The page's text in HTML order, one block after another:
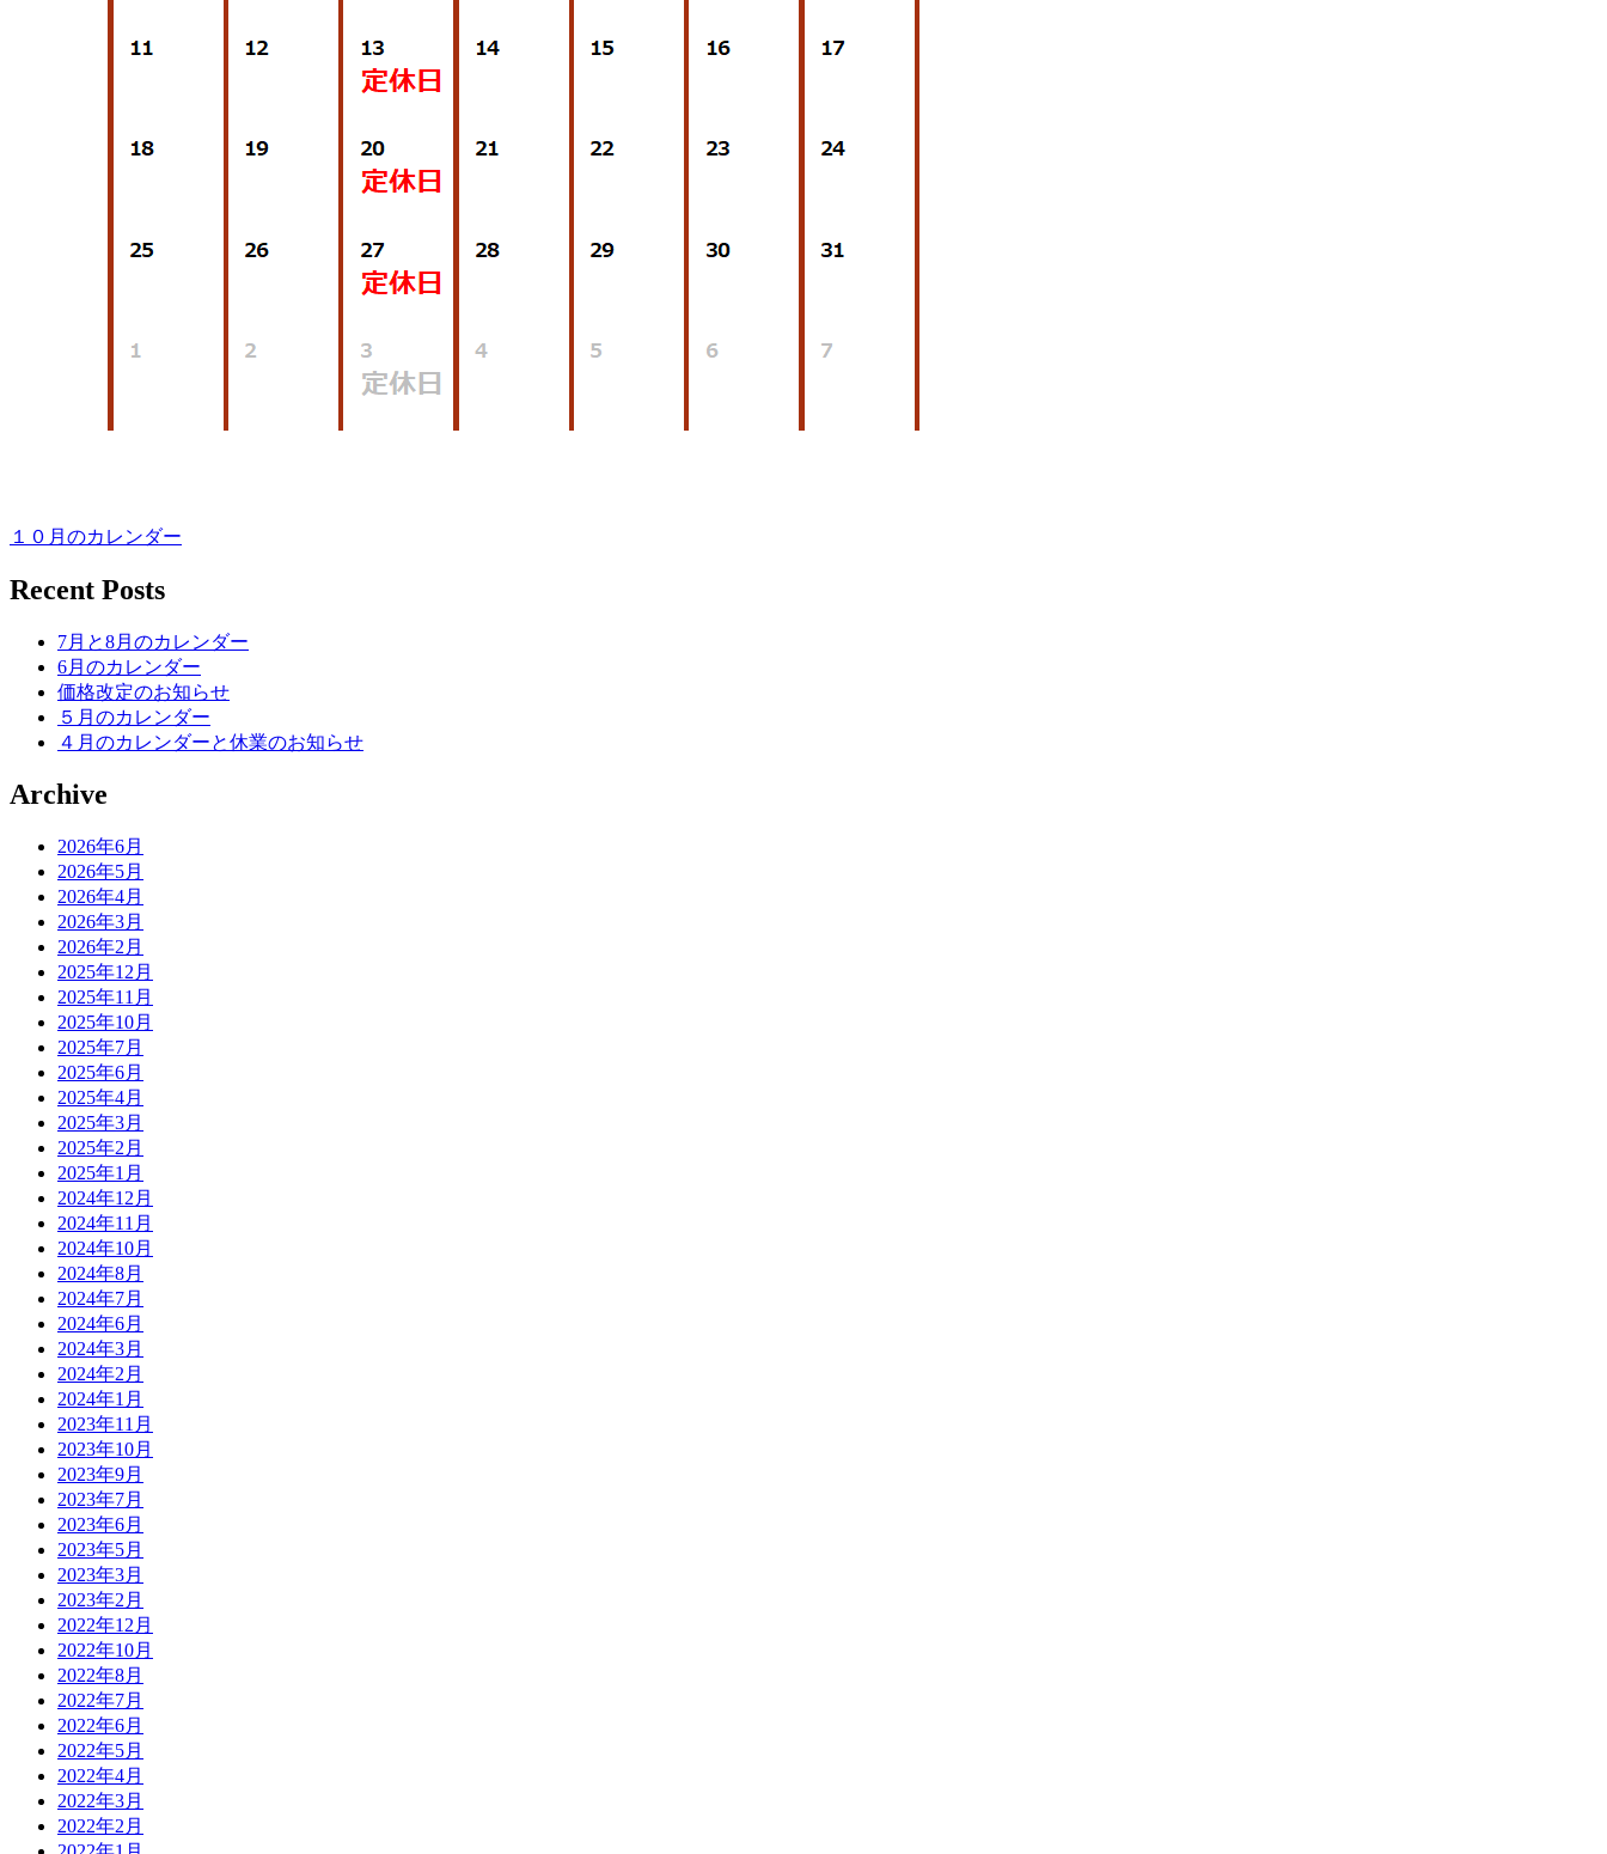
１０月のカレンダー
Recent Posts
7月と8月のカレンダー
6月のカレンダー
価格改定のお知らせ
５月のカレンダー
４月のカレンダーと休業のお知らせ
Archive
2026年6月
2026年5月
2026年4月
2026年3月
2026年2月
2025年12月
2025年11月
2025年10月
2025年7月
2025年6月
2025年4月
2025年3月
2025年2月
2025年1月
2024年12月
2024年11月
2024年10月
2024年8月
2024年7月
2024年6月
2024年3月
2024年2月
2024年1月
2023年11月
2023年10月
2023年9月
2023年7月
2023年6月
2023年5月
2023年3月
2023年2月
2022年12月
2022年10月
2022年8月
2022年7月
2022年6月
2022年5月
2022年4月
2022年3月
2022年2月